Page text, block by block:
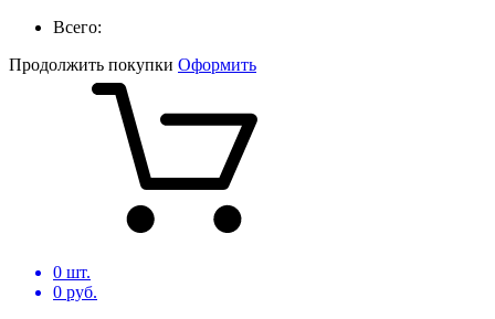
Всего:
Продолжить покупки Оформить
0 шт.
0 руб.